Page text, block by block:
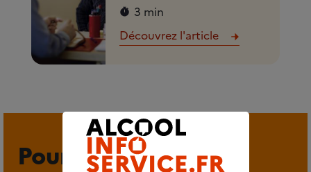
3 min
Découvrez l'article
Pour aller plus loin